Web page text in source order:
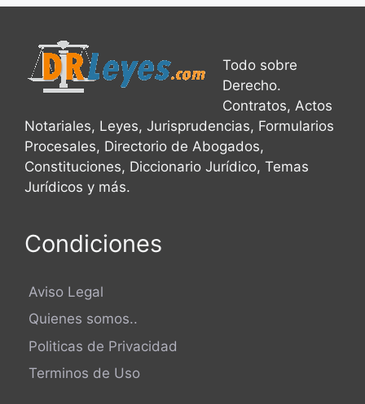
Todo sobre
Derecho.
Contratos, Actos
Notariales, Leyes, Jurisprudencias, Formularios
Procesales, Directorio de Abogados,
Constituciones, Diccionario Jurídico, Temas
Jurídicos y más.
Condiciones
Aviso Legal
Quienes somos..
Politicas de Privacidad
Terminos de Uso